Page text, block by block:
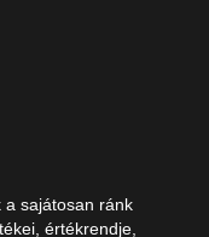
a sajátosan ránk
értékrendje,